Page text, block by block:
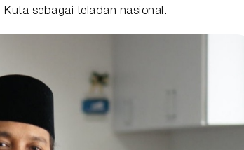
Kuta sebagai teladan nasional.